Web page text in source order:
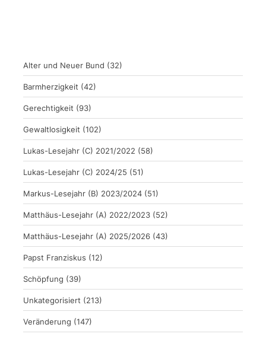
Alter und Neuer Bund (32)
Barmherzigkeit (42)
Gerechtigkeit (93)
Gewaltlosigkeit (102)
Lukas-Lesejahr (C) 2021/2022 (58)
Lukas-Lesejahr (C) 2024/25 (51)
Markus-Lesejahr (B) 2023/2024 (51)
Matthäus-Lesejahr (A) 2022/2023 (52)
Matthäus-Lesejahr (A) 2025/2026 (43)
Papst Franziskus (12)
Schöpfung (39)
Unkategorisiert (213)
Veränderung (147)